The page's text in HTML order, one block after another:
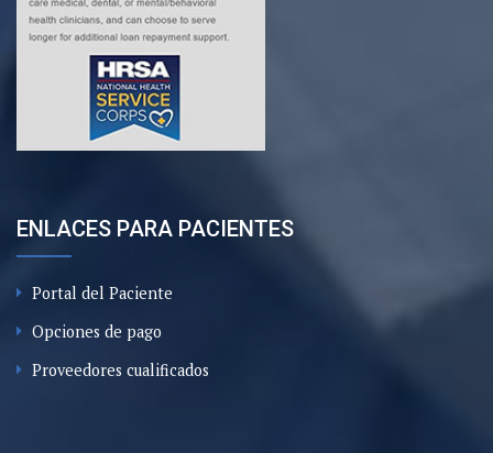
ENLACES PARA PACIENTES
Portal del Paciente
Opciones de pago
Proveedores cualificados